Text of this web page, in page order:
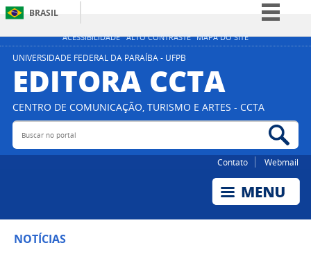
ACESSIBILIDADE ALTO CONTRASTE MAPA DO SITE
BRASIL
Simplifique!
Participe
Acesso à informação
Legislação
UNIVERSIDADE FEDERAL DA PARAÍBA - UFPB
EDITORA CCTA
CENTRO DE COMUNICAÇÃO, TURISMO E ARTES - CCTA
Buscar no portal
Contato Webmail
NOTÍCIAS